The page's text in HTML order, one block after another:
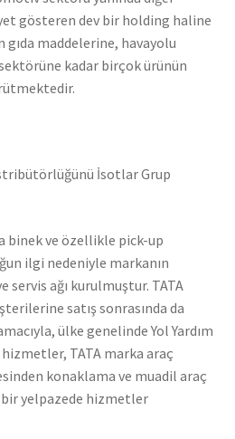
gösteren dev bir holding haline
maddelerine, havayolu
sektörüne kadar birçok ürünün
İsotlar Grup
binek ve özellikle pick-up
ilgi nedeniyle markanın
servis ağı kurulmuştur. TATA
satış sonrasında da
ülke genelinde Yol Yardım
TATA marka araç
konaklama ve muadil araç
yelpazede hizmetler